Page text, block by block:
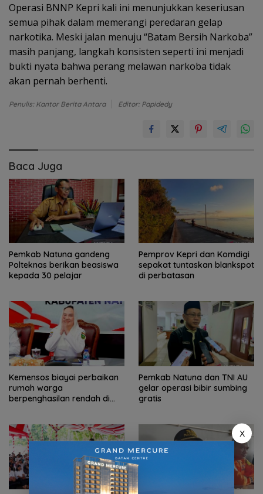
Operasi BNNP Kepri kali ini menunjukkan keseriusan
semua pihak dalam memerangi peredaran gelap
narkotika. Meski jalan menuju “Batam Bersih Narkoba”
masih panjang, langkah konsisten seperti ini menjadi
bukti nyata bahwa perang melawan narkoba tidak
akan pernah berhenti.
Penulis: Kantor Berita Antara Editor: Papidedy
Baca Juga
Pemkab Natuna gandeng
Polteknas berikan beasiswa
kepada 30 pelajar
Pemprov Kepri dan Komdigi
sepakat tuntaskan blankspot
di perbatasan
Kemensos biayai perbaikan
rumah warga
berpenghasilan rendah di
Pemkab Natuna dan TNI AU
gelar operasi bibir sumbing
gratis
X